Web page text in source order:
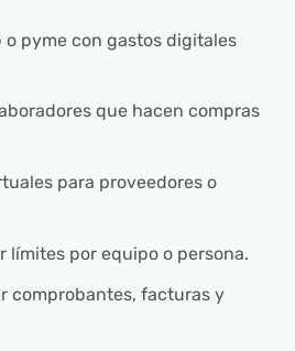
pyme con gastos digitales
que hacen compras
para proveedores o
límites por equipo o persona.
comprobantes, facturas y